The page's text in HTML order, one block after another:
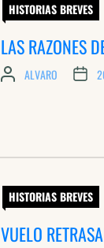
HISTORIAS BREVES
LAS RAZONES
ALVARO
HISTORIAS BREVES
VUELO